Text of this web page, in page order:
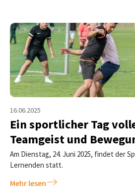
16.06.2025
Ein sportlicher Tag
Teamgeist und
Am Dienstag, 24. Juni 2025, findet der
Lernenden statt.
Mehr lesen